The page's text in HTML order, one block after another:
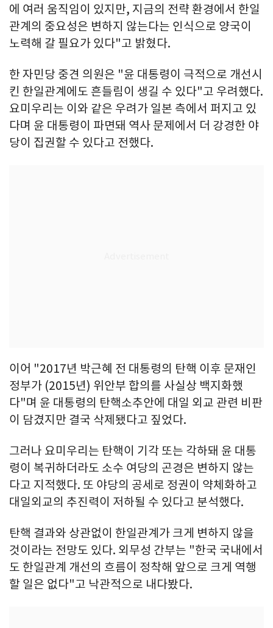
에 여러 움직임이 있지만, 지금의 전략 환경에서 한일
관계의 중요성은 변하지 않는다는 인식으로 양국이
노력해 갈 필요가 있다"고 밝혔다.
한 자민당 중견 의원은 "윤 대통령이 극적으로 개선시
킨 한일관계에도 흔들림이 생길 수 있다"고 우려했다.
요미우리는 이와 같은 우려가 일본 측에서 퍼지고 있
다며 윤 대통령이 파면돼 역사 문제에서 더 강경한 야
당이 집권할 수 있다고 전했다.
이어 "2017년 박근혜 전 대통령의 탄핵 이후 문재인
정부가 (2015년) 위안부 합의를 사실상 백지화했
다"며 윤 대통령의 탄핵소추안에 대일 외교 관련 비판
이 담겼지만 결국 삭제됐다고 짚었다.
그러나 요미우리는 탄핵이 기각 또는 각하돼 윤 대통
령이 복귀하더라도 소수 여당의 곤경은 변하지 않는
다고 지적했다. 또 야당의 공세로 정권이 약체화하고
대일외교의 추진력이 저하될 수 있다고 분석했다.
탄핵 결과와 상관없이 한일관계가 크게 변하지 않을
것이라는 전망도 있다. 외무성 간부는 "한국 국내에서
도 한일관계 개선의 흐름이 정착해 앞으로 크게 역행
할 일은 없다"고 낙관적으로 내다봤다.